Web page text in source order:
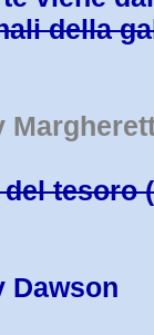
della
tesoro
Dawson